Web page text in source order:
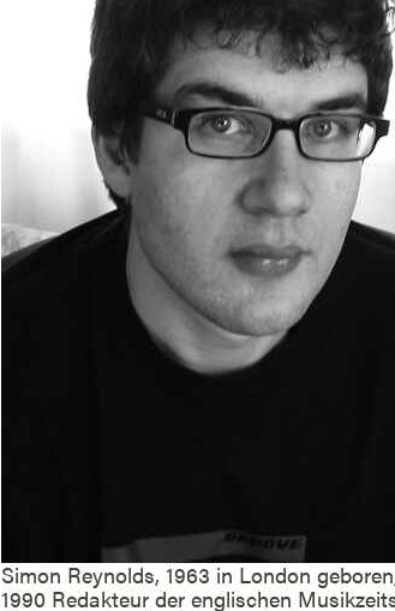
Simon Reynolds, 1963 in London
1990 Redakteur der englischen